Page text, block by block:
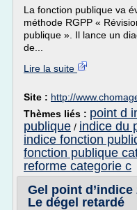
La fonction publique va
méthode RGPP «
publique ». Il lance un
de...
Lire la suite
Site : http://
Thèmes liés : point d
publique / indice du
indice fonction
fonction publique
reforme categorie c
Gel point
Le dégel retardé